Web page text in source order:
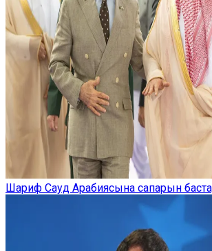
Шариф Сауд Арабиясына сапарын